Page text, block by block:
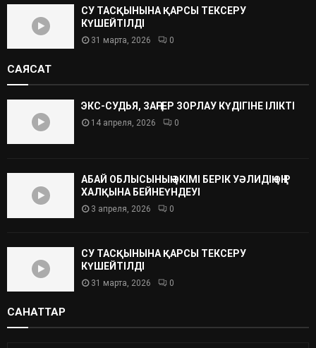
СУ ТАСҚЫНЫНА ҚАРСЫ ТЕКСЕРУ
КҮШЕЙТІЛДІ
31 марта, 2026 0
САЯСАТ
ЭКС-СУДЬЯ, ЗАҢГЕР ЗОРЛАУ КҮДІГІНЕ ІЛІКТІ
14 апреля, 2026 0
АБАЙ ОБЛЫСЫНЫҢ ӘКІМІ БЕРІК УӘЛИДІҢ ӨҢІР
ХАЛҚЫНА БЕЙНЕҮНДЕУІ
3 апреля, 2026 0
СУ ТАСҚЫНЫНА ҚАРСЫ ТЕКСЕРУ
КҮШЕЙТІЛДІ
31 марта, 2026 0
САНАТТАР